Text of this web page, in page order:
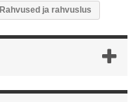
Rahvused ja rahvuslus